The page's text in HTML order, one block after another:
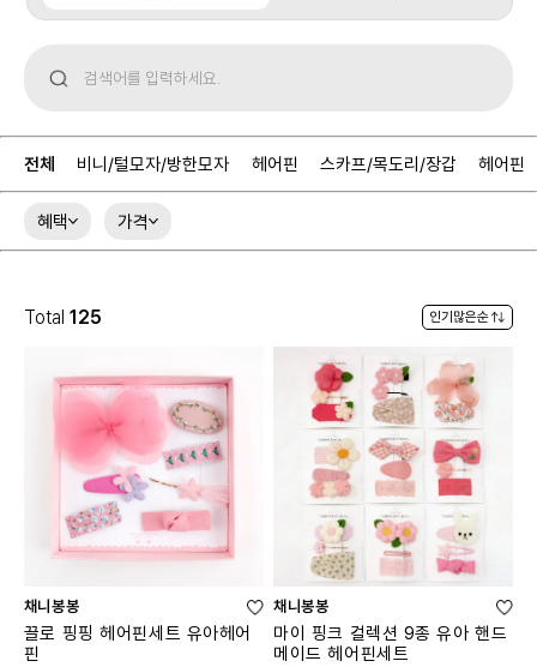
전체 비니/털모자/방한모자 헤어핀 스카프/목도리/장갑 헤어핀
혜택 가격
Total 125
채니봉봉
끌로 핑핑 헤어핀세트 유아헤어
핀
채니봉봉
마이 핑크 컬렉션 9종 유아 핸드
메이드 헤어핀세트